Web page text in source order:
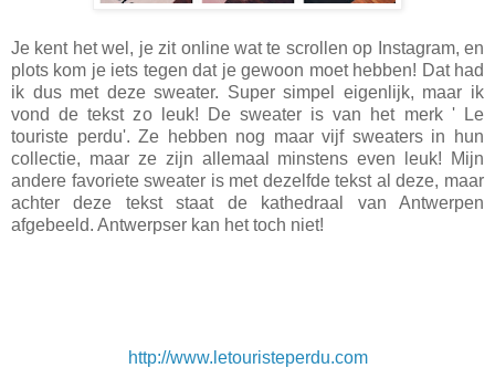
Je kent het wel, je zit online wat te scrollen op Instagram, en
plots kom je iets tegen dat je gewoon moet hebben! Dat had
ik dus met deze sweater. Super simpel eigenlijk, maar ik
vond de tekst zo leuk! De sweater is van het merk ' Le
touriste perdu'. Ze hebben nog maarvijfsweaters in hun
collectie, maar ze zijn allemaal minstens even leuk!
Mijn
andere favorietesweater is met dezelfde tekst al deze, maar
achter deze tekst staat de kathedraal van Antwerpen
afgebeeld. Antwerpser kan het toch niet!
http://www.letouristeperdu.com